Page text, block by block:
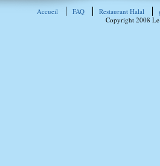
Accueil FAQ Restaurant Halal
Copyright 2008